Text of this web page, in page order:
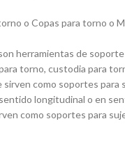
o Copas para torno o
herramientas de
torno, custodia para
como soportes
longitudinal o en
como soportes para